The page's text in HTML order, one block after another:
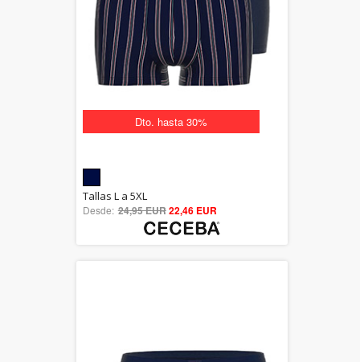
Dto. hasta 30%
out of 5
Tallas L a 5XL
Desde: 24,95 EUR22,46 EUR